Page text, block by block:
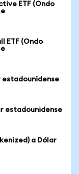
ETF (Ondo
ETF (Ondo
estadounidense
estadounidense
a Dólar